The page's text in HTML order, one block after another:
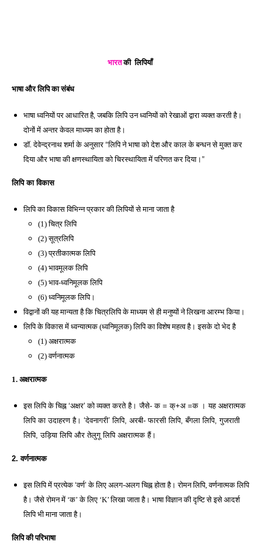
भारत की  लिपियाँ
भाषा और लिपि का संबंध
भाषा ध्वनियों पर आधारित है, जबकि लिपि उन ध्वनियों को रेखाओं द्वारा व्यक्त करती है।
दोनों में अन्तर केवल माध्यम का होता है।
डॉ. देवेन्द्रनाथ शर्मा के अनुसार “लिपि ने भाषा को देश और काल के बन्धन से मुक्त कर
दिया और भाषा की क्षणस्थायिता को चिरस्थायिता में परिणत कर दिया।”
लिपि का विकास
लिपि का विकास विभिन्न प्रकार की लिपियों से माना जाता है
(1) चित्र लिपि
(2) सूत्रलिपि
(3) प्रतीकात्मक लिपि
(4) भावमूलक लिपि
(5) भाव-ध्वनिमूलक लिपि
(6) ध्वनिमूलक लिपि।
विद्वानों की यह मान्यता है कि चित्रलिपि के माध्यम से ही मनुष्यों ने लिखना आरम्भ किया।
लिपि के विकास में ध्वन्यात्मक (ध्वनिमूलक) लिपि का विशेष महत्व है। इसके दो भेद है
(1) अक्षरात्मक
(2) वर्णनात्मक
1. अक्षरात्मक
इस लिपि के चिह्न ‘अक्षर’ को व्यक्त करते है। जैसे- क = क्+अ =क । यह अक्षरात्मक
लिपि का उदाहरण है। ‘देवनागरी’ लिपि, अरबी- फारसी लिपि, बँगला लिपि, गुजराती
लिपि, उड़िया लिपि और तेलुगू लिपि अक्षरात्मक हैं।
2. वर्णनात्मक
इस लिपि में प्रत्येक ‘वर्ण’ के लिए अलग-अलग चिह्न होता है। रोमन लिपि, वर्णनात्मक लिपि
है। जैसे रोमन में ‘क’ के लिए ‘K’ लिखा जाता है। भाषा विज्ञान की दृष्टि से इसे आदर्श
लिपि भी माना जाता है।
लिपि की परिभाषा